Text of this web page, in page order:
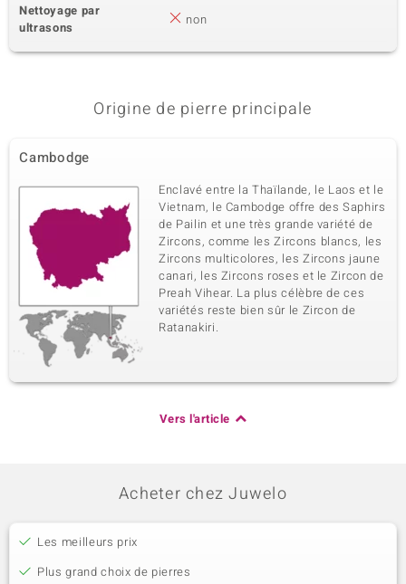
Nettoyage par
ultrasons
non
Origine de pierre principale
Cambodge
Enclavé entre la Thaïlande, le Laos et le
Vietnam, le Cambodge offre des Saphirs
de Pailin et une très grande variété de
Zircons, comme les Zircons blancs, les
Zircons multicolores, les Zircons jaune
canari, les Zircons roses et le Zircon de
Preah Vihear. La plus célèbre de ces
variétés reste bien sûr le Zircon de
Ratanakiri.
Vers l'article
Acheter chez Juwelo
Les meilleurs prix
Plus grand choix de pierres